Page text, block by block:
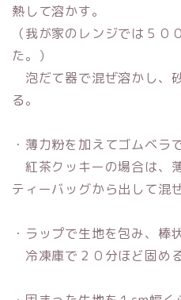
熱して溶かす。
（我が家のレンジでは５０
た。）
泡だて器で混ぜ溶かし、
る。
・薄力粉を加えてゴムベラ
紅茶クッキーの場合は、
ティーバッグから出して混ぜ
・ラップで生地を包み、棒
冷凍庫で２０分ほど固める